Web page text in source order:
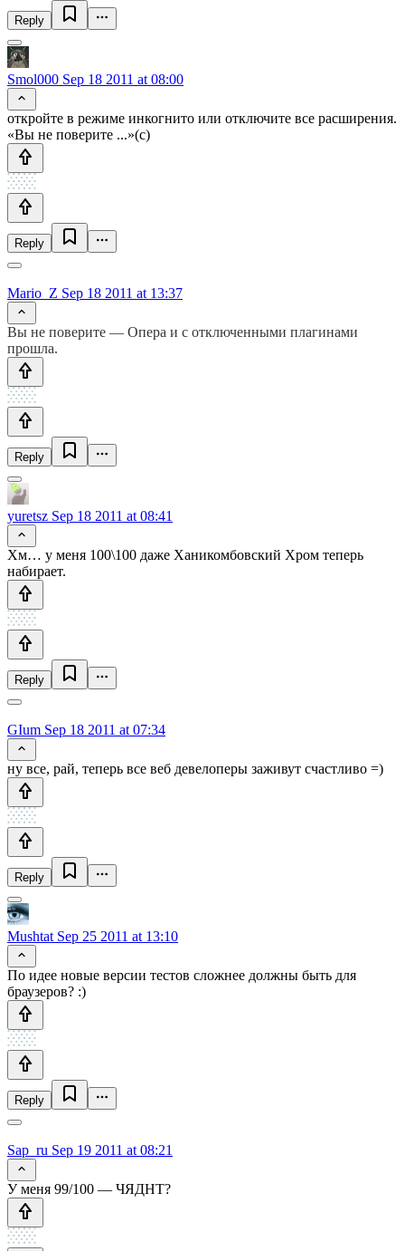
Reply
Smol000 Sep 18 2011 at 08:00
откройте в режиме инкогнито или отключите все расширения.
«Вы не поверите ...»(с)
Reply
Mario_Z Sep 18 2011 at 13:37
Вы не поверите — Опера и с отключенными плагинами
прошла.
Reply
yuretsz Sep 18 2011 at 08:41
Хм… у меня 100\100 даже Ханикомбовский Хром теперь
набирает.
Reply
GIum Sep 18 2011 at 07:34
ну все, рай, теперь все веб девелоперы заживут счастливо =)
Reply
Mushtat Sep 25 2011 at 13:10
По идее новые версии тестов сложнее должны быть для
браузеров? :)
Reply
Sap_ru Sep 19 2011 at 08:21
У меня 99/100 — ЧЯДНТ?